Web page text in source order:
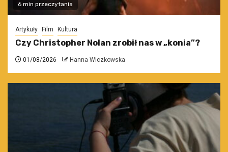
6 min przeczytania
Artykuły Film Kultura
Czy Christopher Nolan zrobił nas w „konia”?
01/08/2026 Hanna Wiczkowska